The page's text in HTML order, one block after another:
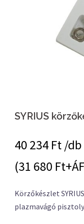
SYRIUS
40 234 Ft /db
(31 680
Körzőkészlet
plazmavágó